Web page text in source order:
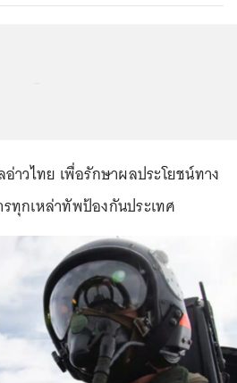
าวไทย เพื่อรักษาผลประโยชน์ทาง
ทุกเหล่าทัพป้องกันประเทศ